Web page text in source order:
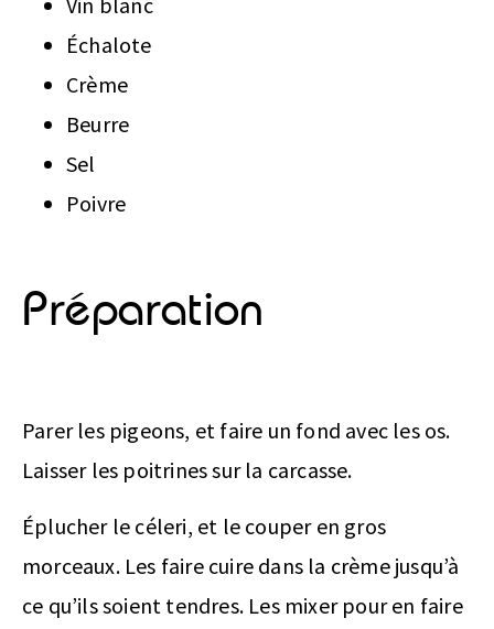
Échalote
Crème
Beurre
Sel
Poivre
Préparation
Parer les pigeons, et faire un fond avec les os.
Laisser les poitrines sur la carcasse.
Éplucher le céleri, et le couper en gros
morceaux. Les faire cuire dans la crème jusqu’à
ce qu’ils soient tendres. Les mixer pour en faire